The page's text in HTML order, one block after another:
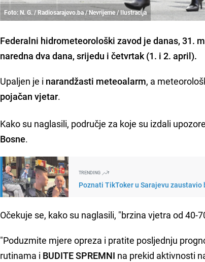
Foto: N. G. / Radiosarajevo.ba / Nevrijeme / Ilustracija
Federalni hidrometeorološki zavod je danas, 31.
naredna dva dana, srijedu i četvrtak (1. i 2. april).
Upaljen je i narandžasti meteoalarm, a
pojačan vjetar.
Kako su naglasili, područje za koje su izdali
Bosne.
TRENDING
Poznati TikToker u Sarajevu
Očekuje se, kako su naglasili, "brzina vjetra od 40-
"Poduzmite mjere opreza i pratite posljednju
rutinama i BUDITE SPREMNI na prekid aktivnosti